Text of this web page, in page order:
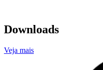
Downloads
Veja mais